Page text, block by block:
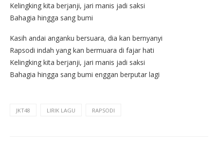
Kelingking kita berjanji, jari manis jadi saksi
Bahagia hingga sang bumi
Kasih andai anganku bersuara, dia kan bernyanyi
Rapsodi indah yang kan bermuara di fajar hati
Kelingking kita berjanji, jari manis jadi saksi
Bahagia hingga sang bumi enggan berputar lagi
JKT48 LIRIK LAGU RAPSODI